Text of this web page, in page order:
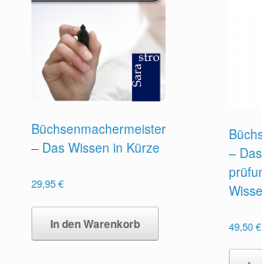
Büchsenmachermeister
– Das Wissen in Kürze
29,95€
In den Warenkorb
– Das
49,50€